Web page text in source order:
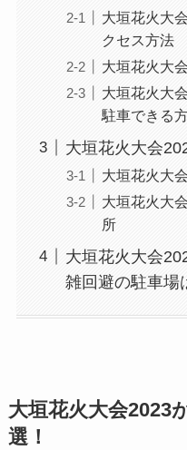
大垣花火大
クセス方法
大垣花火大
大垣花火大
駐車できる
大垣花火大会
大垣花火大
大垣花火大
所
大垣花火大会
雑回避の駐車場
大垣花火大会2023
選！